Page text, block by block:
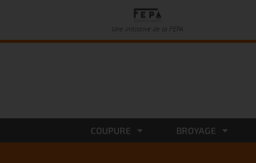
Une initiative de la FEPA
COUPURE BROYAGE